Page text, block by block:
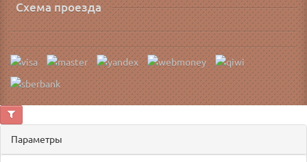
Схема проезда
Параметры